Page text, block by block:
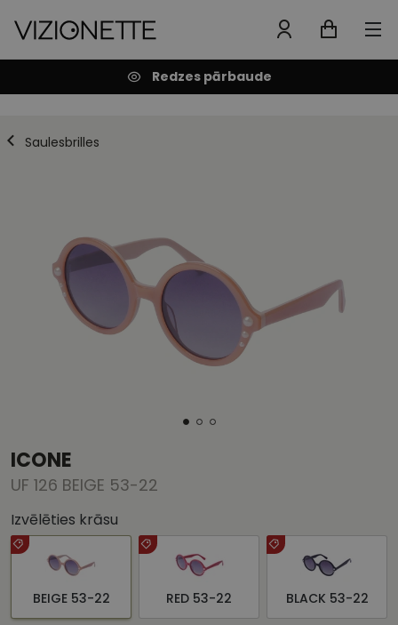
Redzes pārbaude
Saulesbrilles
ICONE
UF 126 BEIGE 53-22
Izvēlēties krāsu
BEIGE 53-22 RED 53-22 BLACK 53-22